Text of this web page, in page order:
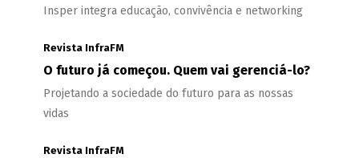
Insper integra educação, convivência e networking
Revista InfraFM
O futuro já começou. Quem vai gerenciá-lo?
Projetando a sociedade do futuro para as nossas
vidas
Revista InfraFM